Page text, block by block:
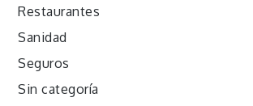
Restaurantes
Sanidad
Seguros
Sin categoría